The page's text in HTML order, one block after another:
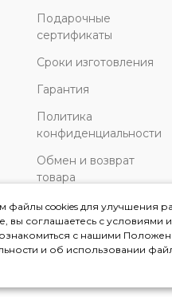
файлы cookies для улучшения
вы соглашаетесь с условиями
ознакомиться с нашими
и об использовании
Подарочные
сертификаты
Сроки изготовления
Гарантия
Политика
конфиденциальности
Обмен и возврат
товара